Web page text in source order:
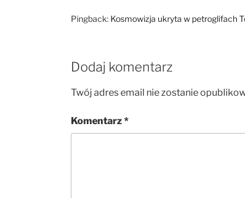
Pingback: Kosmowizja ukryta w petroglifach
Dodaj komentarz
Twój adres email nie zostanie
Komentarz *